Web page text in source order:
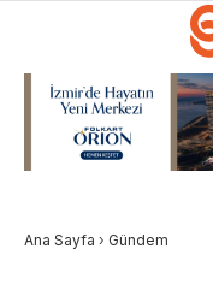
Ana Sayfa › Gündem